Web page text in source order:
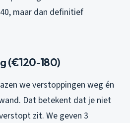
maar dan definitief
(€120-180)
we verstoppingen weg én
Dat betekent dat je niet
zit. We geven 3